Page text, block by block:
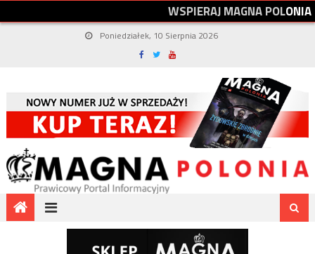
WSPIERAJMAGNAPOLONIA
Poniedziałek, 10 Sierpnia 2026